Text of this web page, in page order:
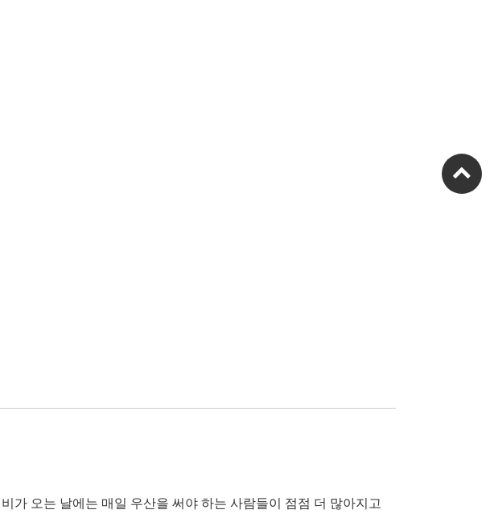
가 오는 날에는 매일 우산을 써야 하는 사람들이 점점 더 많아지고